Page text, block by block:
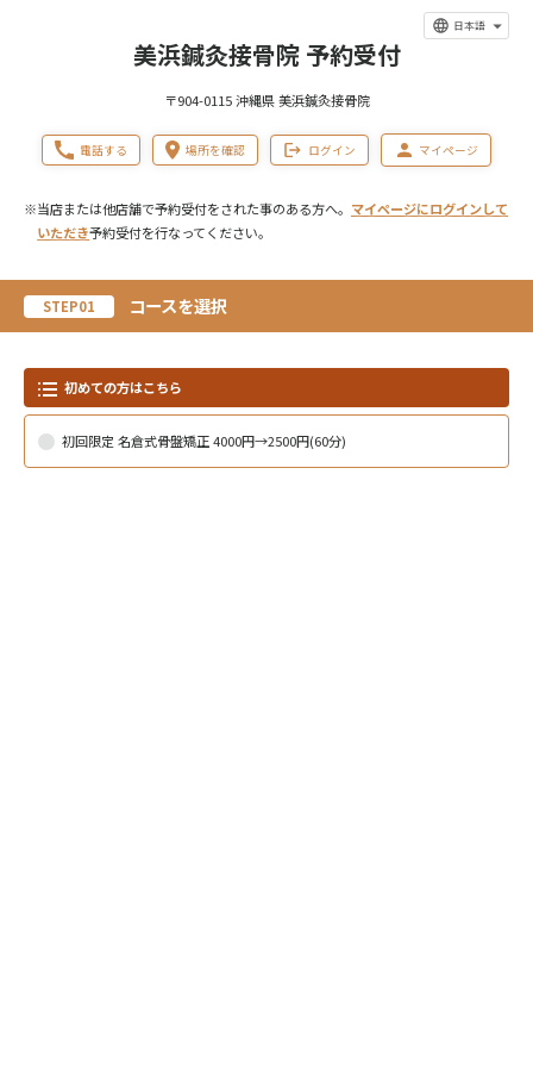
日本語
美浜鍼灸接骨院 予約受付
〒904-0115 沖縄県 美浜鍼灸接骨院
電話する 場所を確認 ログイン マイページ
※当店または他店舗で予約受付をされた事のある方へ。 マイページにログインして
いただき予約受付を行なってください。
STEP01 コースを選択
初めての方はこちら
初回限定 名倉式骨盤矯正 4000円→2500円(60分)